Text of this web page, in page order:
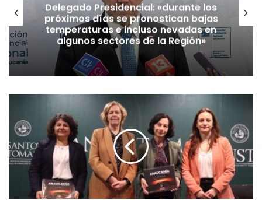
Delegado Presidencial: «durante los
próximos días se pronostican bajas
temperaturas e incluso nevadas en
algunos sectores de la Región»
i
d
t